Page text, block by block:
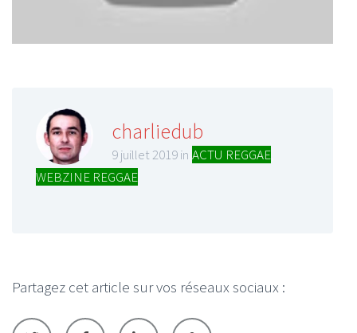
charliedub
9 juillet 2019 in ACTU REGGAE
WEBZINE REGGAE
Partagez cet article sur vos réseaux sociaux :